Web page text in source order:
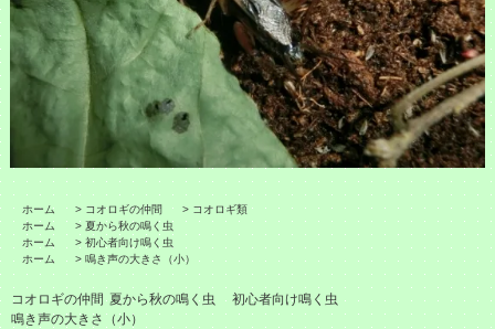
ホーム > コオロギの仲間 > コオロギ類
ホーム
> 夏から秋の鳴く虫
ホーム
> 初心者向け鳴く虫
ホーム
> 鳴き声の大きさ（小）
コオロギの仲間 夏から秋の鳴く虫
初心者向け鳴く虫
鳴き声の大きさ（小）